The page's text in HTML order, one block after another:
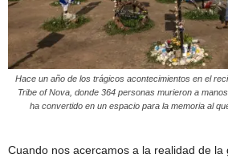
Hace un año de los trágicos acontecimientos en el
Tribe of Nova, donde 364 personas murieron a
ha convertido en un espacio para la memoria al
Cuando nos acercamos a la realidad de